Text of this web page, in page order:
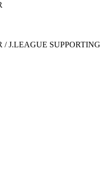
/ J.LEAGUE SUPPORTING